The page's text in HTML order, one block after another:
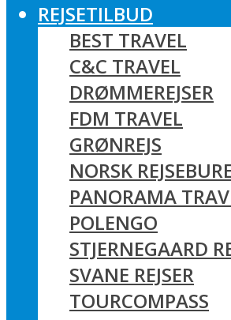
REJSETILBUD
BEST TRAVEL
C&C TRAVEL
DRØMMEREJSER
FDM TRAVEL
GRØNREJS
NORSK
PANORAMA
POLENGO
STJERNEGAARD
SVANE REJSER
TOURCOMPASS